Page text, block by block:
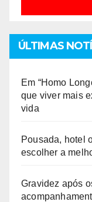
ÚLTIMAS
Em “Homo
que viver mais
vida
Pousada, hotel
escolher a
Gravidez após